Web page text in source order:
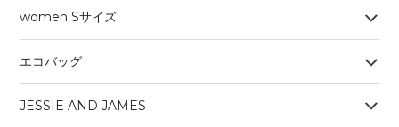
women Sサイズ
エコバッグ
JESSIE AND JAMES